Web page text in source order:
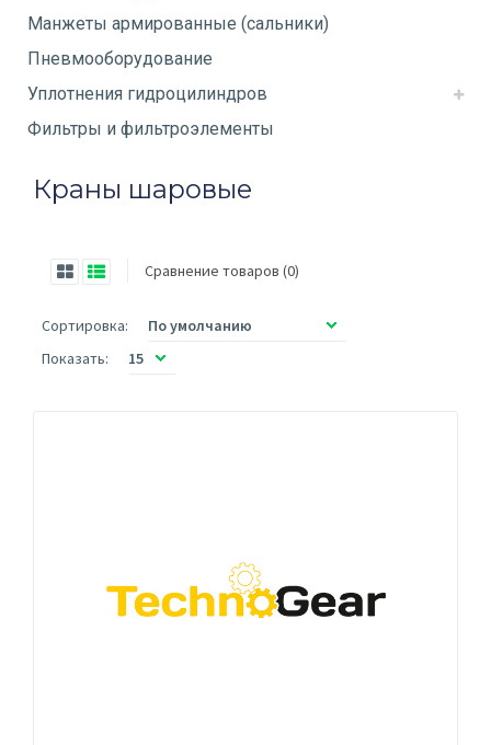
Манжеты армированные (сальники)
Пневмооборудование
Уплотнения гидроцилиндров
Фильтры и фильтроэлементы
Краны шаровые
Сравнение товаров (0)
Сортировка:
Показать: